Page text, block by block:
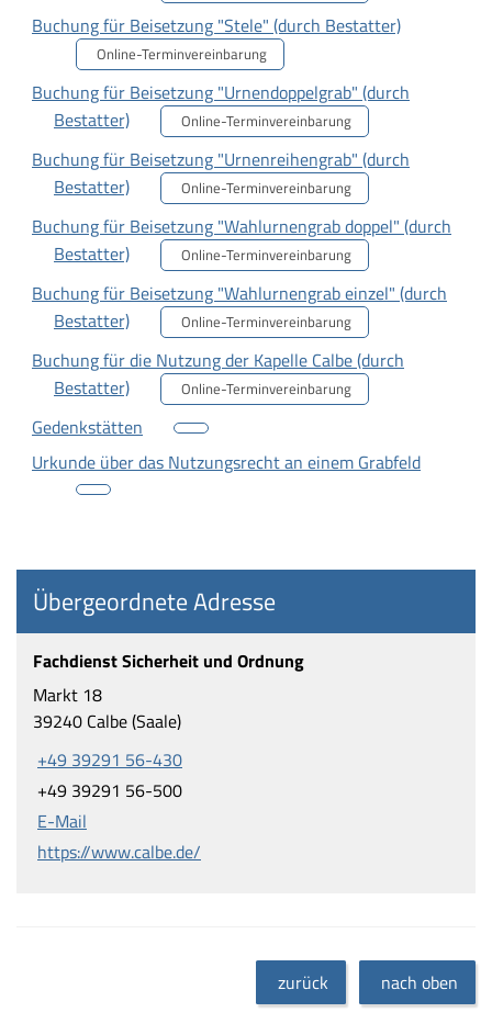
Buchung für Beisetzung "Stele" (durch Bestatter)
Online-Terminvereinbarung
Buchung für Beisetzung "Urnendoppelgrab" (durch
Bestatter)
Online-Terminvereinbarung
Buchung für Beisetzung "Urnenreihengrab" (durch
Bestatter)
Online-Terminvereinbarung
Buchung für Beisetzung "Wahlurnengrab doppel" (durch
Bestatter)
Online-Terminvereinbarung
Buchung für Beisetzung "Wahlurnengrab einzel" (durch
Bestatter)
Online-Terminvereinbarung
Buchung für die Nutzung der Kapelle Calbe (durch
Bestatter)
Online-Terminvereinbarung
Gedenkstätten
Urkunde über das Nutzungsrecht an einem Grabfeld
Übergeordnete Adresse
Fachdienst Sicherheit und Ordnung
Markt 18
39240 Calbe (Saale)
+49 39291 56-430
+49 39291 56-500
E-Mail
https://www.calbe.de/
zurück nach oben